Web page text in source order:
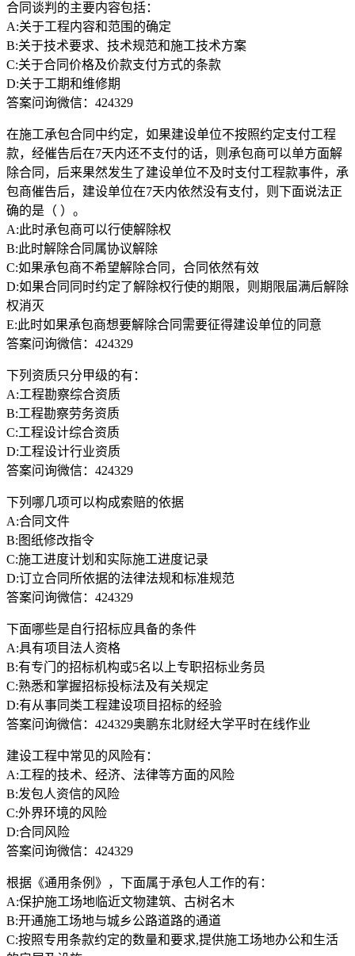
合同谈判的主要内容包括：
A:关于工程内容和范围的确定
B:关于技术要求、技术规范和施工技术方案
C:关于合同价格及价款支付方式的条款
D:关于工期和维修期
答案问询微信：424329
在施工承包合同中约定，如果建设单位不按照约定支付工程
款，经催告后在7天内还不支付的话，则承包商可以单方面解
除合同，后来果然发生了建设单位不及时支付工程款事件，承
包商催告后，建设单位在7天内依然没有支付，则下面说法正
确的是（ ）。
A:此时承包商可以行使解除权
B:此时解除合同属协议解除
C:如果承包商不希望解除合同，合同依然有效
D:如果合同同时约定了解除权行使的期限，则期限届满后解除
权消灭
E:此时如果承包商想要解除合同需要征得建设单位的同意
答案问询微信：424329
下列资质只分甲级的有：
A:工程勘察综合资质
B:工程勘察劳务资质
C:工程设计综合资质
D:工程设计行业资质
答案问询微信：424329
下列哪几项可以构成索赔的依据
A:合同文件
B:图纸修改指令
C:施工进度计划和实际施工进度记录
D:订立合同所依据的法律法规和标准规范
答案问询微信：424329
下面哪些是自行招标应具备的条件
A:具有项目法人资格
B:有专门的招标机构或5名以上专职招标业务员
C:熟悉和掌握招标投标法及有关规定
D:有从事同类工程建设项目招标的经验
答案问询微信：424329奥鹏东北财经大学平时在线作业
建设工程中常见的风险有：
A:工程的技术、经济、法律等方面的风险
B:发包人资信的风险
C:外界环境的风险
D:合同风险
答案问询微信：424329
根据《通用条例》，下面属于承包人工作的有：
A:保护施工场地临近文物建筑、古树名木
B:开通施工场地与城乡公路道路的通道
C:按照专用条款约定的数量和要求,提供施工场地办公和生活